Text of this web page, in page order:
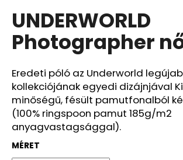
átlagos
értékelése
5-
ből
csillag.
UNDERWORLD
Photographer
Eredeti póló az Underworld
kollekciójának egyedi dizájnjával
minőségű, fésült pamutfonalból
(100% ringspoon pamut 185g/m2
anyagvastagsággal).
MÉRET